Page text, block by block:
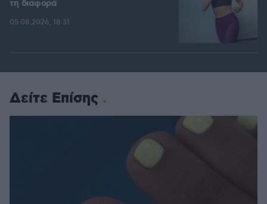
τη διαφορά
05.08.2026, 18:31
Δείτε Επίσης